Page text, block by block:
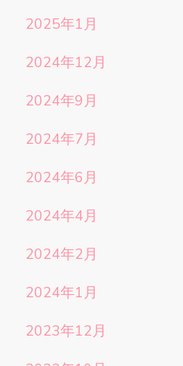
2025年1月
2024年12月
2024年9月
2024年7月
2024年6月
2024年4月
2024年2月
2024年1月
2023年12月